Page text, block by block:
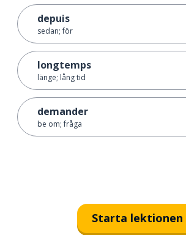
depuis
sedan; för
longtemps
länge; lång tid
demander
be om; fråga
Starta lektionen